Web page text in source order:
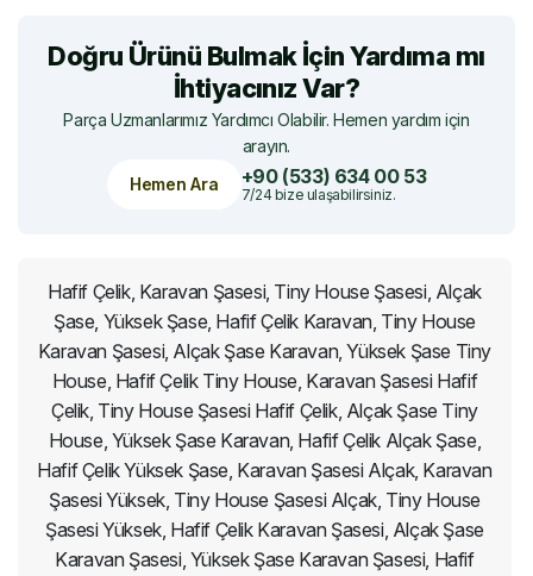
Doğru Ürünü Bulmak İçin Yardıma mı
İhtiyacınız Var?
Parça Uzmanlarımız Yardımcı Olabilir. Hemen yardım için
arayın.
Hemen Ara
+90 (533) 634 00 53
7/24 bize ulaşabilirsiniz.
Hafif Çelik, Karavan Şasesi, Tiny House Şasesi, Alçak
Şase, Yüksek Şase, Hafif Çelik Karavan, Tiny House
Karavan Şasesi, Alçak Şase Karavan, Yüksek Şase Tiny
House, Hafif Çelik Tiny House, Karavan Şasesi Hafif
Çelik, Tiny House Şasesi Hafif Çelik, Alçak Şase Tiny
House, Yüksek Şase Karavan, Hafif Çelik Alçak Şase,
Hafif Çelik Yüksek Şase, Karavan Şasesi Alçak, Karavan
Şasesi Yüksek, Tiny House Şasesi Alçak, Tiny House
Şasesi Yüksek, Hafif Çelik Karavan Şasesi, Alçak Şase
Karavan Şasesi, Yüksek Şase Karavan Şasesi, Hafif